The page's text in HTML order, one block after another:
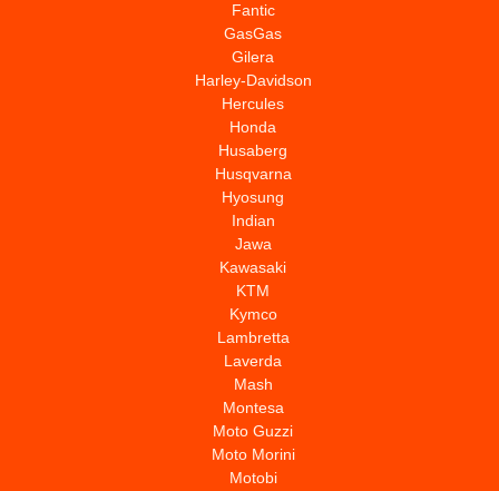
Fantic
GasGas
Gilera
Harley-Davidson
Hercules
Honda
Husaberg
Husqvarna
Hyosung
Indian
Jawa
Kawasaki
KTM
Kymco
Lambretta
Laverda
Mash
Montesa
Moto Guzzi
Moto Morini
Motobi